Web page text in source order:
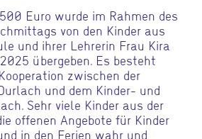
Euro wurde im Rahmen des
von den Kinder aus
und ihrer Lehrerin Frau Kira
übergeben. Es besteht
zwischen der
und dem Kinder- und
Sehr viele Kinder aus der
offenen Angebote für Kinder
in den Ferien wahr und